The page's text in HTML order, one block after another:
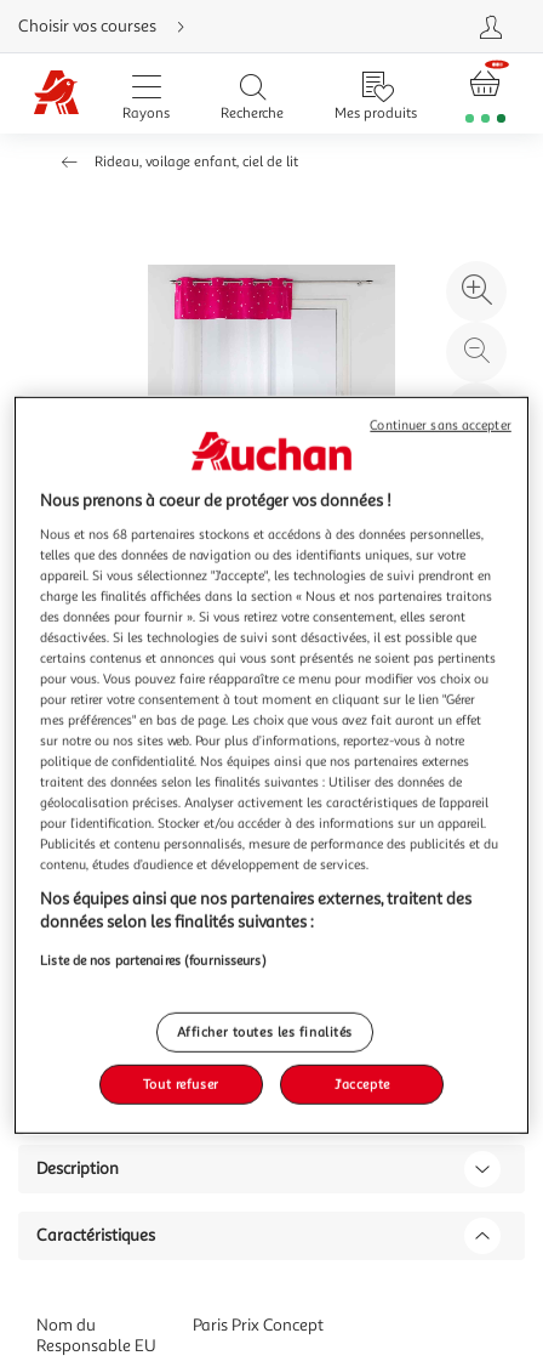
Aller
directement
au
contenu
Aller
directement
Aller
Choisir vos courses
Rayons Recherche Mes produits
Rideau, voilage enfant, ciel de lit
à
100
le
Illustration
précédente
Illustration
suivante
DOUCEUR D'INTÉRIEUR
Rideau voilage phosphorescent moonlight
140x240cm fuchsia
Informations Techniques : Dimensions : L. 140 x H. 240 cm
Produit Packagé : L. 26 x l. 2 x H. 42 cm Matière : 100%
Polyester Spécificités : Pratique & Utile Rideau Voilage à
Oeillets Pour Enfant Forme Rectangulaire Top en Velours
Phosphorescent Poids : 0,51 kg Couleur : Fuchsia
En savoir +
Vendu parParis Prix
Livr. ou retrait dès 3/4 jours
Plus d'options
Vendu par Paris Prix
12,99€ Ajouter à une liste
Description
Caractéristiques
Nom du
Responsable EU
Paris Prix Concept
Nous prenons à coeur de protéger vos données !
Nous et nos 68 partenaires stockons et accédons à des données personnelles,
telles que des données de navigation ou des identifiants uniques, sur votre
appareil. Si vous sélectionnez "J'accepte", les technologies de suivi prendront en
charge les finalités affichées dans la section « Nous et nos partenaires traitons
des données pour fournir ». Si vous retirez votre consentement, elles seront
désactivées. Si les technologies de suivi sont désactivées, il est possible que
certains contenus et annonces qui vous sont présentés ne soient pas pertinents
pour vous. Vous pouvez faire réapparaître ce menu pour modifier vos choix ou
pour retirer votre consentement à tout moment en cliquant sur le lien "Gérer
mes préférences" en bas de page. Les choix que vous avez fait auront un effet
sur notre ou nos sites web. Pour plus d’informations, reportez-vous à notre
politique de confidentialité. Nos équipes ainsi que nos partenaires externes
traitent des données selon les finalités suivantes : Utiliser des données de
géolocalisation précises. Analyser activement les caractéristiques de l’appareil
pour l’identification. Stocker et/ou accéder à des informations sur un appareil.
Publicités et contenu personnalisés, mesure de performance des publicités et du
contenu, études d’audience et développement de services.
Nos équipes ainsi que nos partenaires externes, traitent des
données selon les finalités suivantes :
Liste de nos partenaires (fournisseurs)
Afficher toutes les finalités
Tout refuser J'accepte
Continuer sans accepter